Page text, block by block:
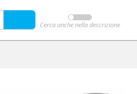
Cerca anche nella descrizione